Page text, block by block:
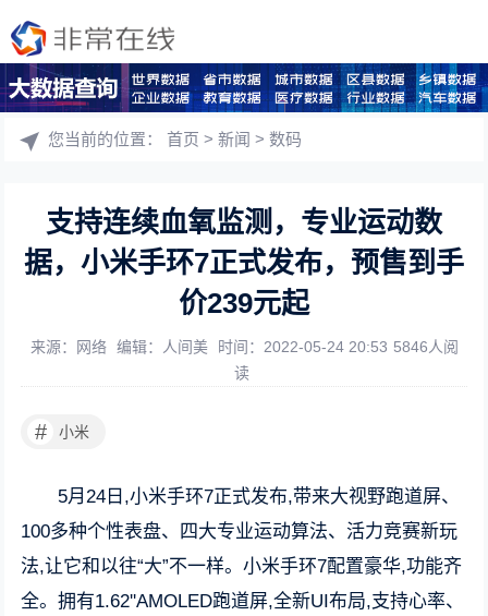
您当前的位置：首页 >新闻 >数码
支持连续血氧监测，专业运动数
据，小米手环7正式发布，预售到手
价239元起
来源：网络 编辑：人间美 时间：2022-05-24 20:53 5846人阅
读
# 小米
5月24日,小米手环7正式发布,带来大视野跑道屏、
100多种个性表盘、四大专业运动算法、活力竞赛新玩
法,让它和以往“大”不一样。小米手环7配置豪华,功能齐
全。拥有1.62''AMOLED跑道屏,全新UI布局,支持心率、